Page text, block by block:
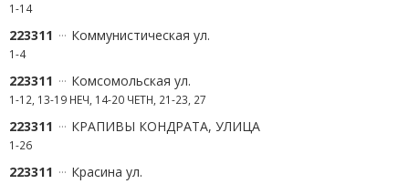
1-14
223311 Коммунистическая ул.
1-4
223311 Комсомольская ул.
1-12, 13-19 НЕЧ, 14-20 ЧЕТН, 21-23, 27
223311 КРАПИВЫ КОНДРАТА, УЛИЦА
1-26
223311 Красина ул.